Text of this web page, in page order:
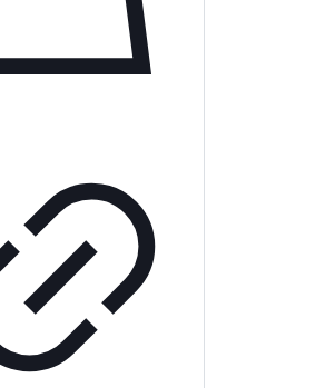
página
de
producto